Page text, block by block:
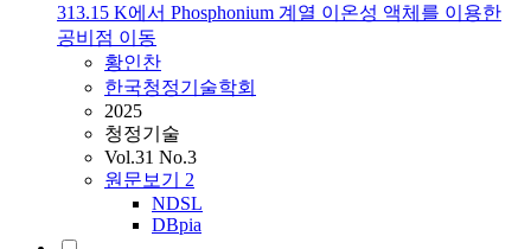
313.15 K에서 Phosphonium 계열 이온성 액체를 이용한
공비점 이동
황인찬
한국청정기술학회
2025
청정기술
Vol.31 No.3
원문보기 2
NDSL
DBpia